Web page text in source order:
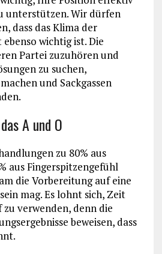
unterstützen. Wir dürfen
dass das Klima der
wichtig ist. Die
Partei zuzuhören und
zu suchen,
und Sackgassen
A und O
zu 80% aus
aus Fingerspitzengefühl
die Vorbereitung auf eine
mag. Es lohnt sich, Zeit
verwenden, denn die
beweisen, dass